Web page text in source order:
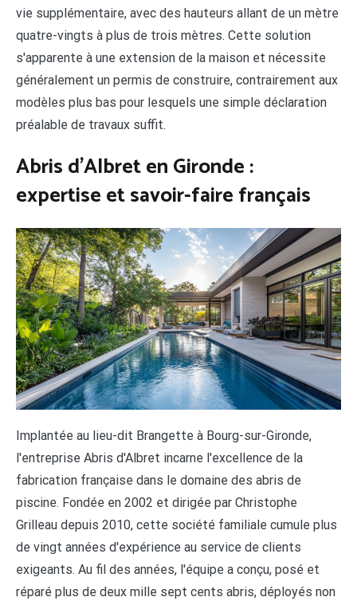
vie supplémentaire, avec des hauteurs allant de un mètre
quatre-vingts à plus de trois mètres. Cette solution
s'apparente à une extension de la maison et nécessite
généralement un permis de construire, contrairement aux
modèles plus bas pour lesquels une simple déclaration
préalable de travaux suffit.
Abris d'Albret en Gironde :
expertise et savoir-faire français
Implantée au lieu-dit Brangette à Bourg-sur-Gironde,
l'entreprise Abris d'Albret incarne l'excellence de la
fabrication française dans le domaine des abris de
piscine. Fondée en 2002 et dirigée par Christophe
Grilleau depuis 2010, cette société familiale cumule plus
de vingt années d'expérience au service de clients
exigeants. Au fil des années, l'équipe a conçu, posé et
réparé plus de deux mille sept cents abris, déployés non